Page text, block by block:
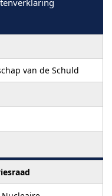
van de Schuld